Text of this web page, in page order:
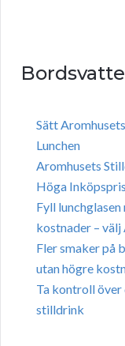
Sätt
Lunchen
Aromhusets
Höga
Fyll
kostnader –
Fler smaker på
utan högre
Ta kontroll över
stilldrink